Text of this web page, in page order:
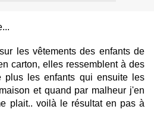
les vêtements des enfants de
carton, elles ressemblent à des
plus les enfants qui ensuite les
et quand par malheur j'en
plait.. voilà le résultat en pas à